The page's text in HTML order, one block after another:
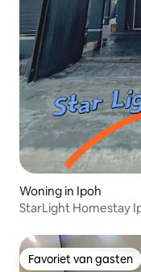
Woning in Ipoh
StarLight Homestay
Favoriet van gasten
Favoriet van gasten